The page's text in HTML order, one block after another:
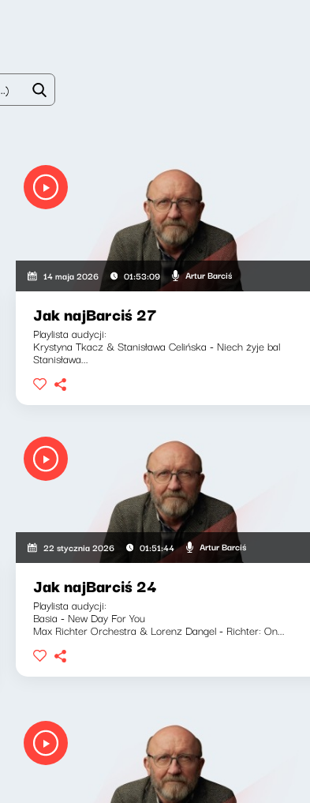
14 maja 2026 01:53:09 Artur Barciś
Jak najBarciś 27
Playlista audycji:
Krystyna Tkacz & Stanisława Celińska - Niech żyje bal
Stanisława...
22 stycznia 2026 01:51:44 Artur Barciś
Jak najBarciś 24
Playlista audycji:
Basia - New Day For You
Max Richter Orchestra & Lorenz Dangel - Richter: On...